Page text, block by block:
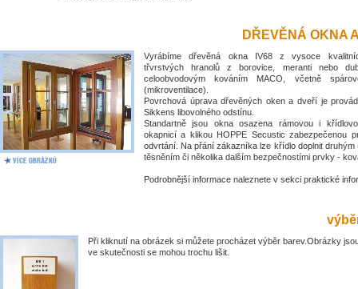
DŘEVĚNÁ OKNA
Vyrábíme dřevěná okna IV68 z vysoce
třvrstvých hranolů z borovice, meranti nebo
celoobvodovým kováním MACO, včetně
(mikroventilace).
Povrchová úprava dřevěných oken a dveří je
Sikkens libovolného odstínu.
Standartně jsou okna osazena rámovou i
okapnicí a klikou HOPPE Secustic zabezpečenou
odvrtání. Na přání zákazníka lze křídlo doplnit druhým
těsněním či několika dalším bezpečnostími prvky -
Podrobnější informace naleznete v sekci praktické
Při kliknutí na obrázek si můžete procházet výběr barev.Obrázky
ve skutečnosti se mohou trochu lišit.